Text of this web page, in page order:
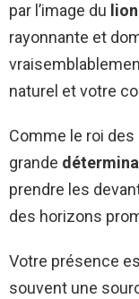
par l’image du lion
rayonnante et
naturel et votre
Comme le roi des
grande
prendre les
des horizons
Votre présence
souvent une